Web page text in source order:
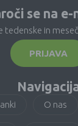
se na e-
tedenske in
PRIJAVA
O nas